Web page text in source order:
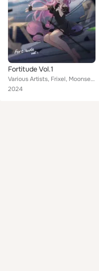
Fortitude Vol.1
Various Artists, Frixel, Moonset, Fuyu, ClockY, 初云CLoudie feat. 林千柳
2024